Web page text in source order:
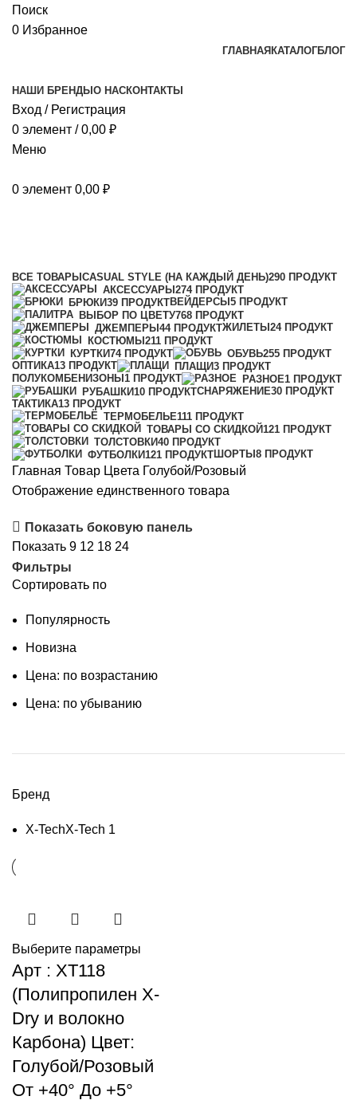
Поиск
0 Избранное
ГЛАВНАЯ КАТАЛОГБЛОГ
НАШИ БРЕНДЫ О НАСКОНТАКТЫ
Вход / Регистрация
0 элемент / 0,00 ₽
Меню
0 элемент 0,00 ₽
ВСЕ ТОВАРЫ CASUAL STYLE (НА КАЖДЫЙ ДЕНЬ)290 ПРОДУКТ
АКСЕССУАРЫ274 ПРОДУКТ
БРЮКИ39 ПРОДУКТВЕЙДЕРСЫ 5 ПРОДУКТ
ВЫБОР ПО ЦВЕТУ768 ПРОДУКТ
ДЖЕМПЕРЫ44 ПРОДУКТЖИЛЕТЫ 24 ПРОДУКТ
КОСТЮМЫ211 ПРОДУКТ
КУРТКИ74 ПРОДУКТ ОБУВЬ255 ПРОДУКТ
ОПТИКА13 ПРОДУКТ ПЛАЩИ3 ПРОДУКТ
ПОЛУКОМБЕНИЗОНЫ 1 ПРОДУКТ РАЗНОЕ1 ПРОДУКТ
РУБАШКИ10 ПРОДУКТСНАРЯЖЕНИЕ30 ПРОДУКТ
ТАКТИКА13 ПРОДУКТ
ТЕРМОБЕЛЬЕ111 ПРОДУКТ
ТОВАРЫ СО СКИДКОЙ121 ПРОДУКТ
ТОЛСТОВКИ40 ПРОДУКТ
ФУТБОЛКИ121 ПРОДУКТШОРТЫ 8 ПРОДУКТ
Главная Товар Цвета Голубой/Розовый
Отображение единственного товара
Показать боковую панель
Показать 9 12 18 24
Фильтры
Сортировать по
Популярность
Новизна
Цена: по возрастанию
Цена: по убыванию
Бренд
X-TechX-Tech 1
Выберите параметры
Арт : XT118
(Полипропилен X-
Dry и волокно
Карбона) Цвет:
Голубой/Розовый
От +40° До +5°